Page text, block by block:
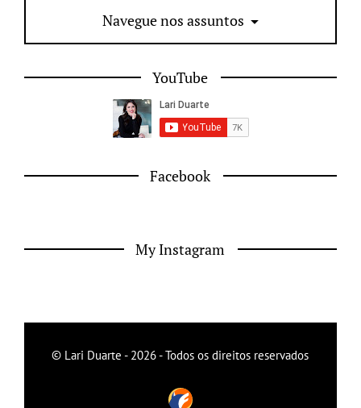
Navegue nos assuntos
YouTube
Facebook
My Instagram
© Lari Duarte - 2026 - Todos os direitos reservados